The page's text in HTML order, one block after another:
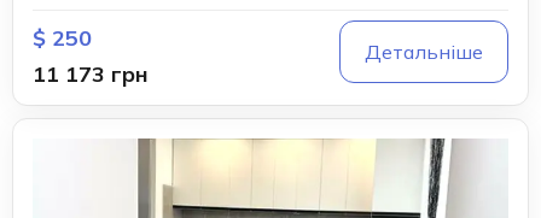
$ 250
11 173 грн
Детальніше